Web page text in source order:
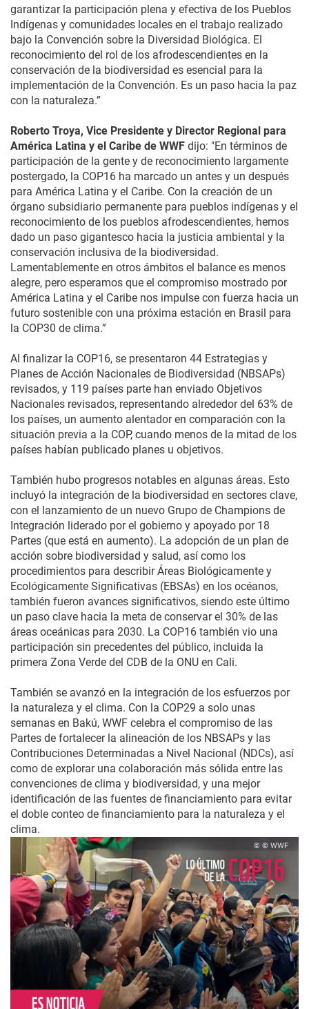
garantizar la participación plena y efectiva de los Pueblos
Indígenas y comunidades locales en el trabajo realizado
bajo la Convención sobre la Diversidad Biológica. El
reconocimiento del rol de los afrodescendientes en la
conservación de la biodiversidad es esencial para la
implementación de la Convención. Es un paso hacia la paz
con la naturaleza.”
Roberto Troya, Vice Presidente y Director Regional para
América Latina y el Caribe de WWF dijo: "En términos de
participación de la gente y de reconocimiento largamente
postergado, la COP16 ha marcado un antes y un después
para América Latina y el Caribe. Con la creación de un
órgano subsidiario permanente para pueblos indígenas y el
reconocimiento de los pueblos afrodescendientes, hemos
dado un paso gigantesco hacia la justicia ambiental y la
conservación inclusiva de la biodiversidad.
Lamentablemente en otros ámbitos el balance es menos
alegre, pero esperamos que el compromiso mostrado por
América Latina y el Caribe nos impulse con fuerza hacia un
futuro sostenible con una próxima estación en Brasil para
la COP30 de clima.”
Al finalizar la COP16, se presentaron 44 Estrategias y
Planes de Acción Nacionales de Biodiversidad (NBSAPs)
revisados, y 119 países parte han enviado Objetivos
Nacionales revisados, representando alrededor del 63% de
los países, un aumento alentador en comparación con la
situación previa a la COP, cuando menos de la mitad de los
países habían publicado planes u objetivos.
También hubo progresos notables en algunas áreas. Esto
incluyó la integración de la biodiversidad en sectores clave,
con el lanzamiento de un nuevo Grupo de Champions de
Integración liderado por el gobierno y apoyado por 18
Partes (que está en aumento). La adopción de un plan de
acción sobre biodiversidad y salud, así como los
procedimientos para describir Áreas Biológicamente y
Ecológicamente Significativas (EBSAs) en los océanos,
también fueron avances significativos, siendo este último
un paso clave hacia la meta de conservar el 30% de las
áreas oceánicas para 2030. La COP16 también vio una
participación sin precedentes del público, incluida la
primera Zona Verde del CDB de la ONU en Cali.
También se avanzó en la integración de los esfuerzos por
la naturaleza y el clima. Con la COP29 a solo unas
semanas en Bakú, WWF celebra el compromiso de las
Partes de fortalecer la alineación de los NBSAPs y las
Contribuciones Determinadas a Nivel Nacional (NDCs), así
como de explorar una colaboración más sólida entre las
convenciones de clima y biodiversidad, y una mejor
identificación de las fuentes de financiamiento para evitar
el doble conteo de financiamiento para la naturaleza y el
clima.
© © WWF